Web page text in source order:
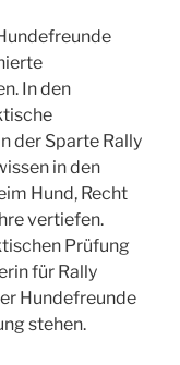
In den
der Sparte Rally
in den
Hund, Recht
vertiefen.
Prüfung
für Rally
Hundefreunde
stehen.